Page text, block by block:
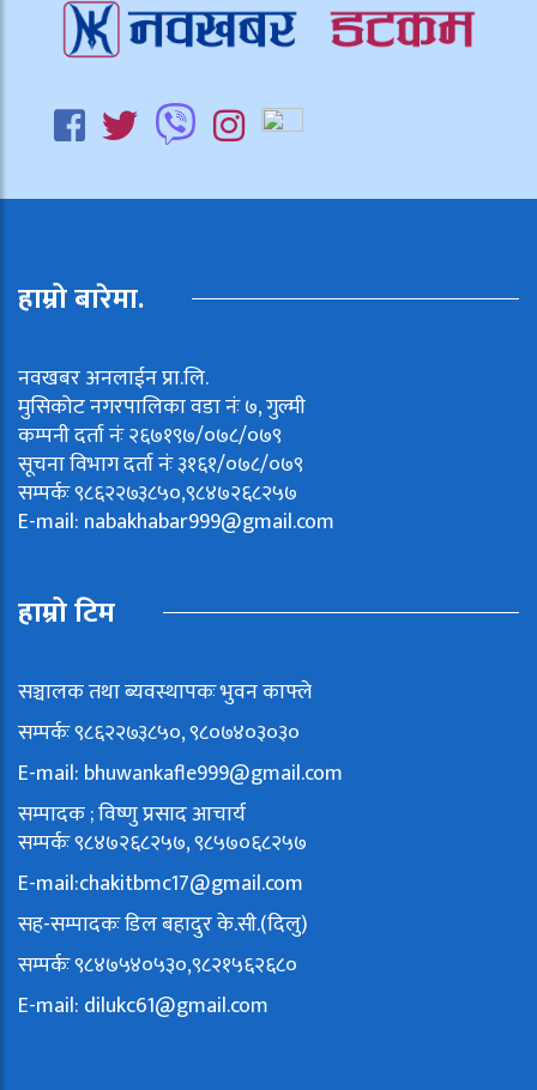
हाम्रो बारेमा.
नवखबर अनलाईन प्रा.लि.
मुसिकोट नगरपालिका वडा नंः ७, गुल्मी
कम्पनी दर्ता नंः २६७१९७/०७८/०७९
सूचना विभाग दर्ता नंः ३१६१/०७८/०७९
सम्पर्कः ९८६२२७३८५०,९८४७२६८२५७
E-mail: nabakhabar999@gmail.com
हाम्रो टिम
सञ्चालक तथा ब्यवस्थापकः भुवन काफ्ले
सम्पर्कः ९८६२२७३८५०, ९८०७४०३०३०
E-mail: bhuwankafle999@gmail.com
सम्पादक ; विष्णु प्रसाद आचार्य
सम्पर्कः ९८४७२६८२५७, ९८५७०६८२५७
E-mail:chakitbmc17@gmail.com
सह-सम्पादकः डिल बहादुर के.सी.(दिलु)
सम्पर्कः ९८४७५४०५३०,९८२१५६२६८०
E-mail: dilukc61@gmail.com